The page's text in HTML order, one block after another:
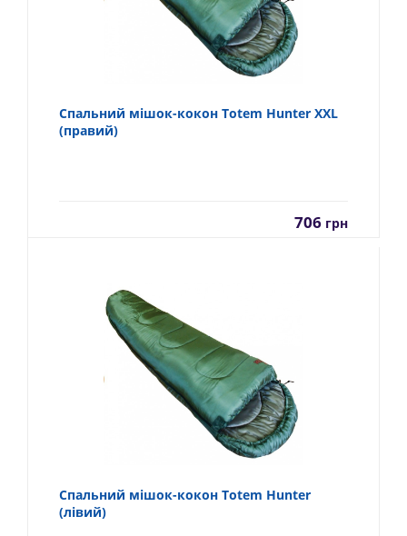
Спальний мішок-кокон Totem Hunter XXL
(правий)
706 грн
Спальний мішок-кокон Totem Hunter
(лівий)